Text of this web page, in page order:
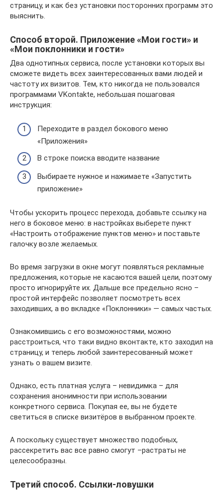
страницу, и как без установки посторонних программ это
выяснить.
Способ второй. Приложение «Мои гости» и
«Мои поклонники и гости»
Два однотипных сервиса, после установки которых вы
сможете видеть всех заинтересованных вами людей и
частоту их визитов. Тем, кто никогда не пользовался
программами VKontakte, небольшая пошаговая
инструкция:
Переходите в раздел бокового меню
«Приложения»
В строке поиска вводите название
Выбираете нужное и нажимаете «Запустить
приложение»
Чтобы ускорить процесс перехода, добавьте ссылку на
него в боковое меню: в настройках выберете пункт
«Настроить отображение пунктов меню» и поставьте
галочку возле желаемых.
Во время загрузки в окне могут появляться рекламные
предложения, которые не касаются вашей цели, поэтому
просто игнорируйте их. Дальше все предельно ясно –
простой интерфейс позволяет посмотреть всех
заходивших, а во вкладке «Поклонники» — самых частых.
Ознакомившись с его возможностями, можно
расстроиться, что таки видно вконтакте, кто заходил на
страницу, и теперь любой заинтересованный может
узнать о вашем визите.
Однако, есть платная услуга – невидимка – для
сохранения анонимности при использовании
конкретного сервиса. Покупая ее, вы не будете
светиться в списке визитёров в выбранном проекте.
А поскольку существует множество подобных,
рассекретить вас все равно смогут –растраты не
целесообразны.
Третий способ. Ссылки-ловушки